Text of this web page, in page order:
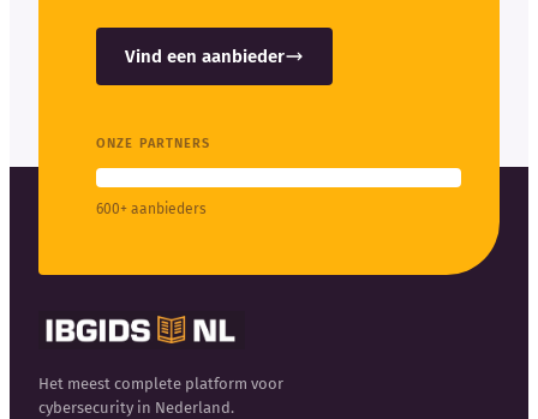
Vind een aanbieder
ONZE PARTNERS
600+ aanbieders
Het meest complete platform voor
cybersecurity in Nederland.